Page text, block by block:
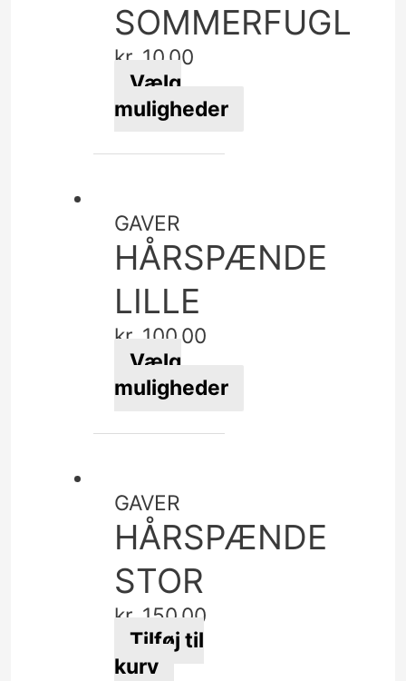
SOMMERFUGL
kr. 10,00
Vælg
muligheder
vare
flere
varianter.
Mulighederne
kan
vælges
på
varesiden
GAVER
HÅRSPÆNDE
LILLE
kr. 100,00
Vælg
muligheder
vare
flere
varianter.
Mulighederne
kan
vælges
på
varesiden
GAVER
HÅRSPÆNDE
STOR
kr. 150,00
Tilføj til
kurv